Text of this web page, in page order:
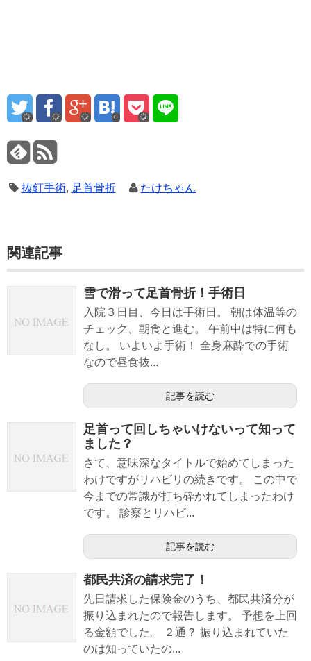
0
抜釘手術, 足首骨折 たけちゃん
関連記事
雪で滑って足首骨折！手術日
入院３日目、今日は手術日。 朝は体温等の
チェック、朝食と進む。 午前中は特に何も
なし。 いよいよ手術！ 全身麻酔での手術
なので昼食抜...
記事を読む
足首って回しちゃいけないって知って
ました？
さて、意味深なタイトルで始めてしまった
わけですがリハビリの続きです。 この中で
今までの常識が打ち砕かれてしまったわけ
です。 診察とリハビ...
記事を読む
都民共済の請求完了！
先日請求した保険金のうち、都民共済分が
振り込まれたので報告します。 予想を上回
る金額でした。 ２通？ 振り込まれていた
のは知っていたの...